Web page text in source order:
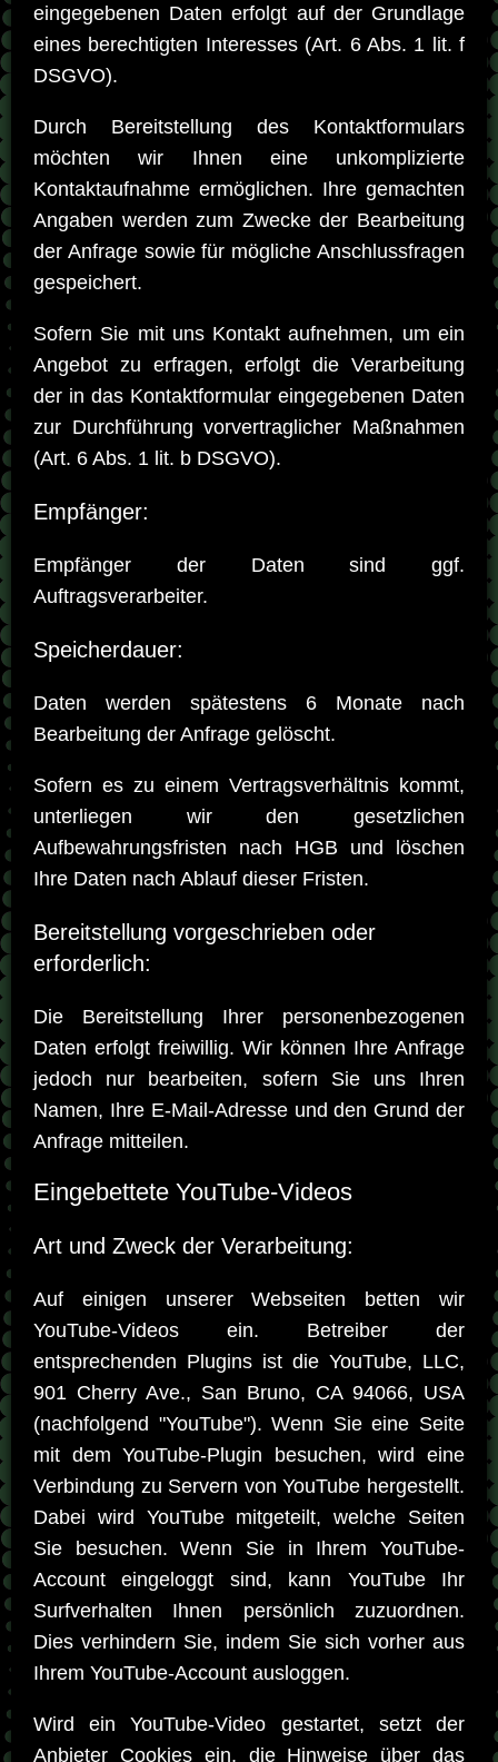
eingegebenen Daten erfolgt auf der Grundlage
eines berechtigten Interesses (Art. 6 Abs. 1 lit. f
DSGVO).
Durch Bereitstellung des Kontaktformulars
möchten wir Ihnen eine unkomplizierte
Kontaktaufnahme ermöglichen. Ihre gemachten
Angaben werden zum Zwecke der Bearbeitung
der Anfrage sowie für mögliche Anschlussfragen
gespeichert.
Sofern Sie mit uns Kontakt aufnehmen, um ein
Angebot zu erfragen, erfolgt die Verarbeitung
der in das Kontaktformular eingegebenen Daten
zur Durchführung vorvertraglicher Maßnahmen
(Art. 6 Abs. 1 lit. b DSGVO).
Empfänger:
Empfänger der Daten sind ggf.
Auftragsverarbeiter.
Speicherdauer:
Daten werden spätestens 6 Monate nach
Bearbeitung der Anfrage gelöscht.
Sofern es zu einem Vertragsverhältnis kommt,
unterliegen wir den gesetzlichen
Aufbewahrungsfristen nach HGB und löschen
Ihre Daten nach Ablauf dieser Fristen.
Bereitstellung vorgeschrieben oder
erforderlich:
Die Bereitstellung Ihrer personenbezogenen
Daten erfolgt freiwillig. Wir können Ihre Anfrage
jedoch nur bearbeiten, sofern Sie uns Ihren
Namen, Ihre E-Mail-Adresse und den Grund der
Anfrage mitteilen.
Eingebettete YouTube-Videos
Art und Zweck der Verarbeitung:
Auf einigen unserer Webseiten betten wir
YouTube-Videos ein. Betreiber der
entsprechenden Plugins ist die YouTube, LLC,
901 Cherry Ave., San Bruno, CA 94066, USA
(nachfolgend "YouTube"). Wenn Sie eine Seite
mit dem YouTube-Plugin besuchen, wird eine
Verbindung zu Servern von YouTube hergestellt.
Dabei wird YouTube mitgeteilt, welche Seiten
Sie besuchen. Wenn Sie in Ihrem YouTube-
Account eingeloggt sind, kann YouTube Ihr
Surfverhalten Ihnen persönlich zuzuordnen.
Dies verhindern Sie, indem Sie sich vorher aus
Ihrem YouTube-Account ausloggen.
Wird ein YouTube-Video gestartet, setzt der
Anbieter Cookies ein, die Hinweise über das